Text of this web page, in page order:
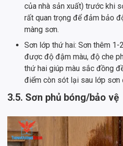
của nhà sản xuất) trước khi
rất quan trọng để đảm bảo
màng sơn.
Sơn lớp thứ hai: Sơn thêm
được độ đậm màu, độ che
thứ hai giúp màu sắc đồng
điểm còn sót lại sau lớp sơn
3.5. Sơn phủ bóng/bảo vệ